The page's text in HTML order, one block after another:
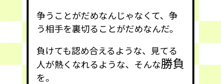
争うことがだめなんじゃなくて、争
う相手を裏切ることがだめなんだ。
負けても認め合えるような、見てる
人が熱くなれるような、そんな勝負
を。